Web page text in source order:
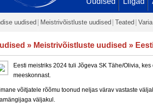
uudised Meistrivõistluste uudised Teated Varia
» Meistrivõistluste uudised »
Eesti meistriks 2024 tuli Jõgeva SK Tähe/Olivia,
meeskonnast.
võitjatele rõõmu toonud neljas värav vastaste
väljakul.